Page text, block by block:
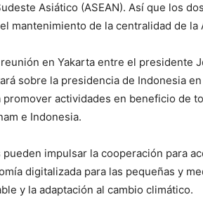
Asiático (ASEAN). Así que los
mantenimiento de la centralidad de la
en Yakarta entre el presidente
sobre la presidencia de Indonesia
promover actividades en beneficio de
e Indonesia.
pueden impulsar la cooperación para
digitalizada para las pequeñas y
y la adaptación al cambio climático.